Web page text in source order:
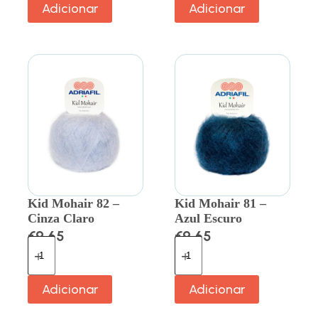
Adicionar Adicionar
Kid Mohair 82 –
Cinza Claro
€9.65
Adicionar
Kid Mohair 81 –
Azul Escuro
€9.65
Adicionar